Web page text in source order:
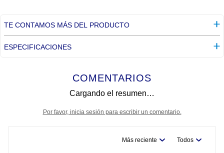
TE CONTAMOS MÁS DEL PRODUCTO
ESPECIFICACIONES
COMENTARIOS
Cargando el resumen…
Por favor, inicia sesión para escribir un comentario.
Más reciente Todos